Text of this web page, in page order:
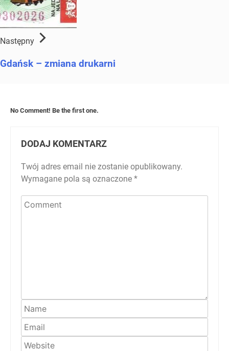
Następny
Gdańsk – zmiana drukarni
No Comment! Be the first one.
DODAJ KOMENTARZ
Twój adres email nie zostanie opublikowany.
Wymagane pola są oznaczone *